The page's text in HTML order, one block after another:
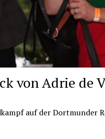
von Adrie de
auf der Dortmunder